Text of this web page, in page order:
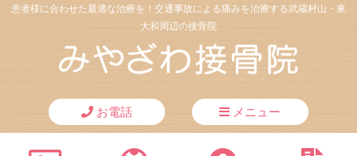
患者様に合わせた最適な治療を！交通事故による痛みを治療する武蔵村山・東
大和周辺の接骨院
お電話 メニュー